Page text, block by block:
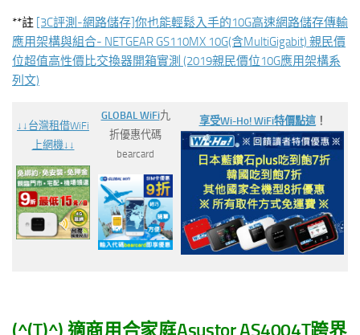
**註 [3C評測-網路儲存]你也能輕鬆入手的10G高速網路儲存傳輸
應用架構與組合- NETGEAR GS110MX 10G(含MultiGigabit) 親民價
位超值高性價比交換器開箱實測 (2019親民價位10G應用架構系
列文)
↓↓台灣租借WiFi
上網機↓↓
GLOBAL WiFi九
折優惠代碼
bearcard
享受Wi-Ho! WiFi特價點這！
(^(T)^) 適商用合家庭Asustor AS4004T跨界